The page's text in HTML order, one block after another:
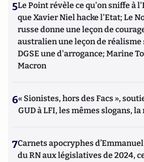
5Le Point révèle ce qu'on sniffe à
que Xavier Niel hacke l'Etat; Le
russe donne une leçon de
australien une leçon de réalisme
DGSE une d'arrogance; Marine
Macron
6« Sionistes, hors des Facs »,
GUD à LFI, les mêmes slogans,
7Carnets apocryphes d’Emmanuel
du RN aux législatives de 2024,